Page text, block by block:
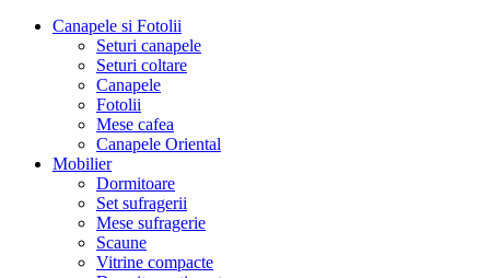
Canapele si Fotolii
Seturi canapele
Seturi coltare
Canapele
Fotolii
Mese cafea
Canapele Oriental
Mobilier
Dormitoare
Set sufragerii
Mese sufragerie
Scaune
Vitrine compacte